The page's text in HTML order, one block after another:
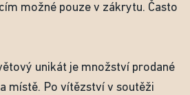
možné pouze v zákrytu. Často
unikát je množství prodané
místě. Po vítězství v soutěži